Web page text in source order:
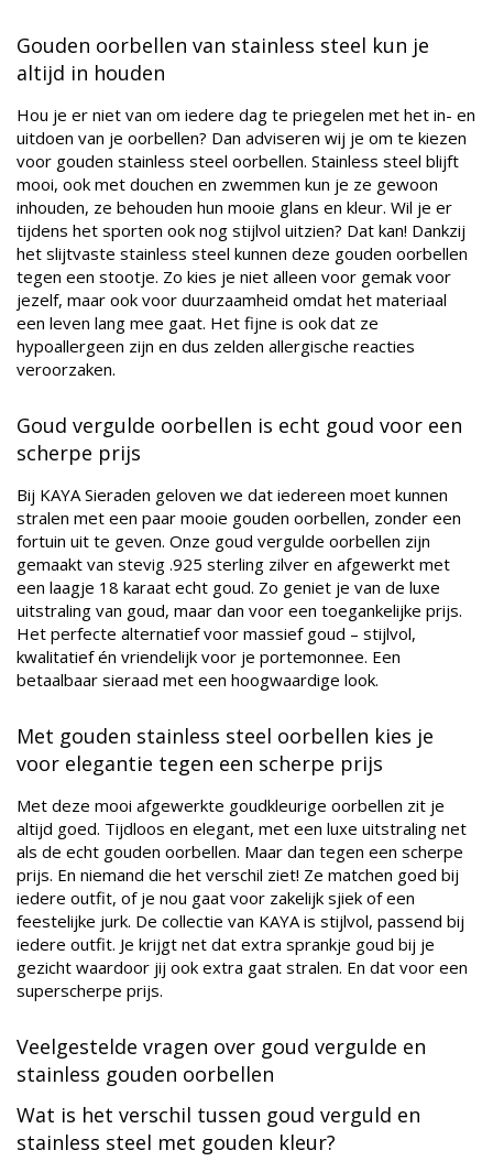
Gouden oorbellen van stainless steel kun je
altijd in houden
Hou je er niet van om iedere dag te priegelen met het in- en
uitdoen van je oorbellen? Dan adviseren wij je om te kiezen
voor gouden stainless steel oorbellen. Stainless steel blijft
mooi, ook met douchen en zwemmen kun je ze gewoon
inhouden, ze behouden hun mooie glans en kleur. Wil je er
tijdens het sporten ook nog stijlvol uitzien? Dat kan! Dankzij
het slijtvaste stainless steel kunnen deze gouden oorbellen
tegen een stootje. Zo kies je niet alleen voor gemak voor
jezelf, maar ook voor duurzaamheid omdat het materiaal
een leven lang mee gaat. Het fijne is ook dat ze
hypoallergeen zijn en dus zelden allergische reacties
veroorzaken.
Goud vergulde oorbellen is echt goud voor een
scherpe prijs
Bij KAYA Sieraden geloven we dat iedereen moet kunnen
stralen met een paar mooie gouden oorbellen, zonder een
fortuin uit te geven. Onze goud vergulde oorbellen zijn
gemaakt van stevig .925 sterling zilver en afgewerkt met
een laagje 18 karaat echt goud. Zo geniet je van de luxe
uitstraling van goud, maar dan voor een toegankelijke prijs.
Het perfecte alternatief voor massief goud – stijlvol,
kwalitatief én vriendelijk voor je portemonnee. Een
betaalbaar sieraad met een hoogwaardige look.
Met gouden stainless steel oorbellen kies je
voor elegantie tegen een scherpe prijs
Met deze mooi afgewerkte goudkleurige oorbellen zit je
altijd goed. Tijdloos en elegant, met een luxe uitstraling net
als de echt gouden oorbellen. Maar dan tegen een scherpe
prijs. En niemand die het verschil ziet! Ze matchen goed bij
iedere outfit, of je nou gaat voor zakelijk sjiek of een
feestelijke jurk. De collectie van KAYA is stijlvol, passend bij
iedere outfit. Je krijgt net dat extra sprankje goud bij je
gezicht waardoor jij ook extra gaat stralen. En dat voor een
superscherpe prijs.
Veelgestelde vragen over goud vergulde en
stainless gouden oorbellen
Wat is het verschil tussen goud verguld en
stainless steel met gouden kleur?